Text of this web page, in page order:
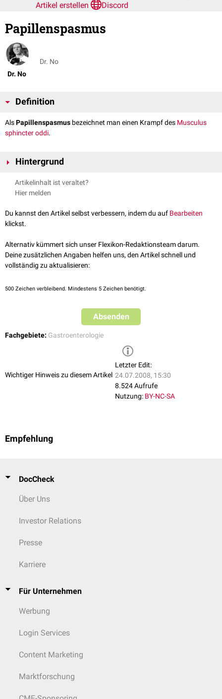
Artikel erstellen
Discord
Papillenspasmus
Dr. No
Dr. No
Definition
AlsPapillenspasmus bezeichnet man einen Krampf des Musculus
sphincter oddi.
Hintergrund
Ein Papillenspasmus führt zu einer Drucksteigerung im
Gallengangsystem
werden.
Artikelinhalt ist veraltet?
Hier melden
Du kannst den Artikel selbst verbessern, indem du auf Bearbeiten
klickst.
Alternativ kümmert sich unser Flexikon-Redaktionsteam darum.
Deine zusätzlichen Angaben helfen uns, den Artikel schnell und
vollständig zu aktualisieren:
500 Zeichen verbleibend. Mindestens 5 Zeichen benötigt.
Absenden
Fachgebiete: Gastroenterologie
Wichtiger Hinweis zu diesem Artikel
Letzter Edit:
24.07.2008, 15:30
8.524 Aufrufe
Nutzung: BY-NC-SA
Empfehlung
DocCheck
Über Uns
Investor Relations
Presse
Karriere
Für Unternehmen
Werbung
Login Services
Content Marketing
Marktforschung